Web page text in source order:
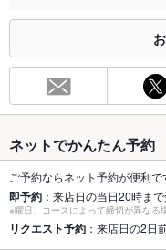
合わせください。
お席
容人数
個室 あり
座敷 あり
ネットでかんたん予約
ご予約ならネット予約が便利で
即予約 ：来店日の当日20時ま
※曜日、コースによって締切が異なる
リクエスト予約 ：来店日の2日